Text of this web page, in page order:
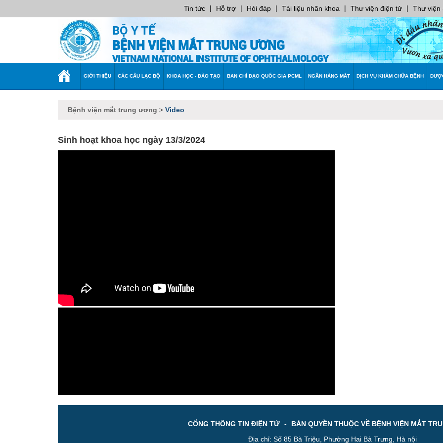
Tin tức | Hỗ trợ | Hỏi đáp | Tài liệu nhãn khoa | Thư viện điện tử | Thư viện
BỘ Y TẾ
BỆNH VIỆN MẮT TRUNG ƯƠNG
VIETNAM NATIONAL INSTITUTE OF OPHTHALMOLOGY
TRANG GIỚI THIỆU CÁC CÂU LẠC BỘ KHOA HỌC - ĐÀO TẠO BAN CHỈ ĐẠO QUỐC GIA PCML NGÂN HÀNG MẮT DỊCH VỤ KHÁM CHỮA BỆNH
Bệnh viện mắt trung ương > Video
Sinh hoạt khoa học ngày 13/3/2024
CỔNG THÔNG TIN ĐIỆN TỬ -
BẢN QUYỀN THUỘC VỀ BỆNH VIỆN MẮT
Địa chỉ: Số 85 Bà Triệu, Phường Hai Bà Trưng, Hà nội